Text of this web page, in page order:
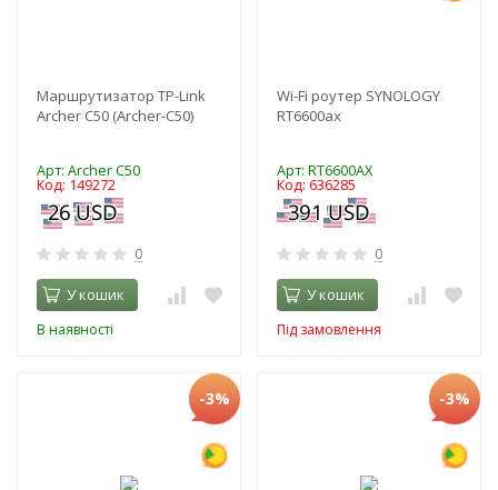
Маршрутизатор TP-Link
Archer C50 (Archer-C50)
Арт: Archer C50
Код: 149272
0
У кошик
В наявності
Wi-Fi роутер SYNOLOGY
RT6600ax
Арт: RT6600AX
Код: 636285
0
У кошик
Під замовлення
-3% -3%